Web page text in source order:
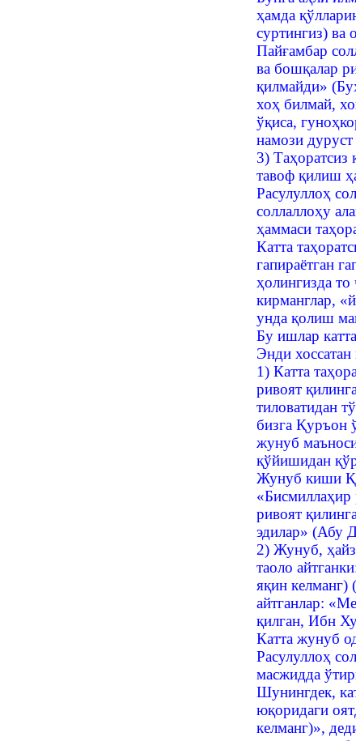
ҳамда
суртингиз) ва
Пайғамбар
ва бошқалар
қилмайди»
хоҳ билмай,
ўқиса,
намози
3)
тавоф қилиш
Расулуллоҳ
соллаллоҳу
ҳаммаси
Катта
гапираётган
ҳолингизда
кирманглар,
унда қолиш
Бу ишлар
Энди
1) Катта
ривоят
тиловатидан
бизга Қуръон
жунуб
қўйишидан
Жунуб киши
ривоят
эдилар» (Абу
2) Жунуб,
таоло
яқин келманг)
айтганлар:
қилган, Ибн
Катта жунуб
Расулуллоҳ
масжидда
Шунингдек,
юқоридаги
келманг)»,